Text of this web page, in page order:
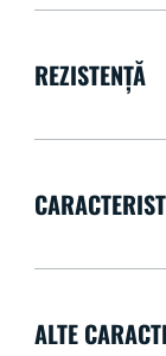
REZISTENȚĂ
ALTE